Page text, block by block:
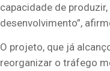
capacidade de
desenvolvimento”,
O projeto, que já
reorganizar o tráfego